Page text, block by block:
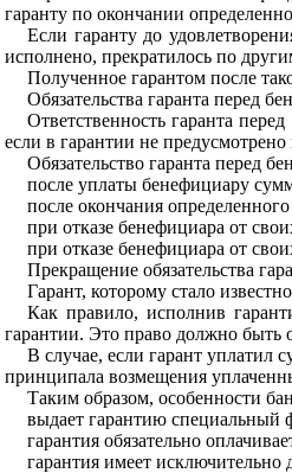
гаранту по окончании
Если гаранту до
исполнено, прекратилось по
Полученное гарантом после
Обязательства гаранта перед
Ответственность гаранта
если в гарантии не предусмотрено
Обязательство гаранта перед
после уплаты бенефициару
после окончания
при отказе бенефициара от
при отказе бенефициара от
Прекращение обязательства
Гарант, которому стало
Как правило, исполнив
гарантии. Это право должно быть
В случае, если гарант уплатил
принципала возмещения
Таким образом, особенности
выдает гарантию специальный
гарантия обязательно
гарантия имеет